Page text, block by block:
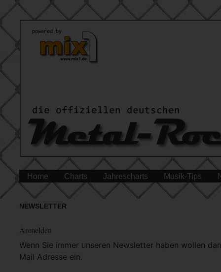
Home Charts Jahrescharts Musik-Tips
NEWSLETTER
Anmelden
Wenn Sie immer unseren Newsletter haben wollen
Mail Adresse ein.